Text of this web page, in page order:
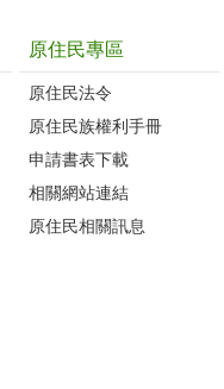
原住民專區
原住民法令
原住民族權利手冊
申請書表下載
相關網站連結
原住民相關訊息